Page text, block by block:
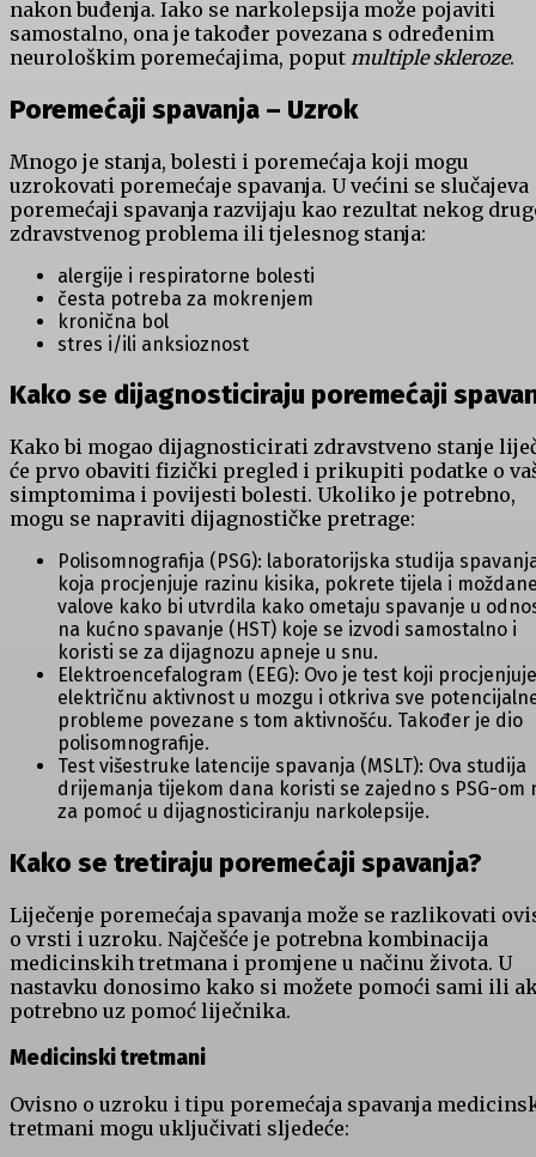
nakon buđenja. Iako se narkolepsija može pojaviti
samostalno, ona je također povezana s određenim
neurološkim poremećajima, poput multiple skleroze.
Poremećaji spavanja – Uzrok
Mnogo je stanja, bolesti i poremećaja koji mogu
uzrokovati poremećaje spavanja. U većini se slučajeva
poremećaji spavanja razvijaju kao rezultat nekog
zdravstvenog problema ili tjelesnog stanja:
alergije i respiratorne bolesti
česta potreba za mokrenjem
kronična bol
stres i/ili anksioznost
Kako se dijagnosticiraju poremećaji
Kako bi mogao dijagnosticirati zdravstveno stanje
će prvo obaviti fizički pregled i prikupiti podatke o
simptomima i povijesti bolesti. Ukoliko je potrebno,
mogu se napraviti dijagnostičke pretrage:
Polisomnografija (PSG): laboratorijska studija
koja procjenjuje razinu kisika, pokrete tijela i
valove kako bi utvrdila kako ometaju spavanje u
na kućno spavanje (HST) koje se izvodi samostalno i
koristi se za dijagnozu apneje u snu.
Elektroencefalogram (EEG): Ovo je test koji procjenjuje
električnu aktivnost u mozgu i otkriva sve
probleme povezane s tom aktivnošću. Također je dio
polisomnografije.
Test višestruke latencije spavanja (MSLT): Ova studija
drijemanja tijekom dana koristi se zajedno s PSG-om
za pomoć u dijagnosticiranju narkolepsije.
Kako se tretiraju poremećaji spavanja?
Liječenje poremećaja spavanja može se razlikovati
o vrsti i uzroku. Najčešće je potrebna kombinacija
medicinskih tretmana i promjene u načinu života. U
nastavku donosimo kako si možete pomoći sami ili
potrebno uz pomoć liječnika.
Medicinski tretmani
Ovisno o uzroku i tipu poremećaja spavanja
tretmani mogu uključivati sljedeće: